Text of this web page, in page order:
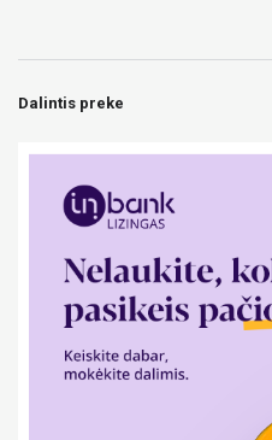
Dalintis preke